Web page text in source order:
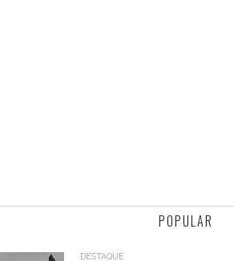
POPULAR
DESTAQUE